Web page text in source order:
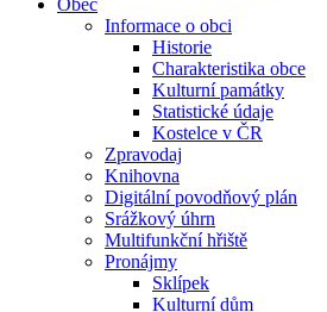
Obec
Informace o obci
Historie
Charakteristika obce
Kulturní památky
Statistické údaje
Kostelce v ČR
Zpravodaj
Knihovna
Digitální povodňový plán
Srážkový úhrn
Multifunkční hřiště
Pronájmy
Sklípek
Kulturní dům